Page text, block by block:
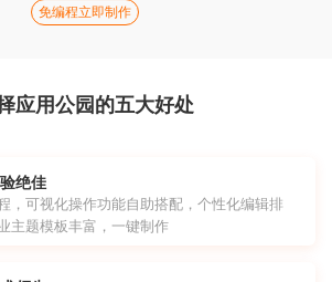
免编程立即制作
应用公园的五大好处
绝佳
，可视化操作功能自助搭配，个性化编辑排
主题模板丰富，一键制作